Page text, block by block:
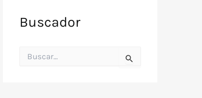
Buscador